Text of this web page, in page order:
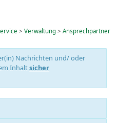
> Verwaltung> Ansprechpartner
Nachrichten und/ oder
Inhaltsicher